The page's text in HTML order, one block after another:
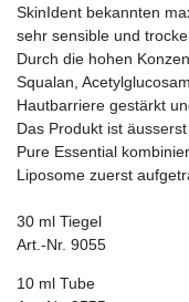
SkinIdent bekannten
sehr sensible und
Durch die hohen
Squalan,
Hautbarriere gestärkt
Das Produkt ist
Pure Essential
Liposome zuerst
30 ml Tiegel
Art.-Nr. 9055
10 ml Tube